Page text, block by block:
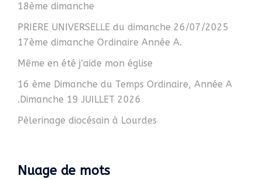
18ème dimanche
PRIERE UNIVERSELLE du dimanche 26/07/2025
17ème dimanche Ordinaire Année A.
Même en été j’aide mon église
16 ème Dimanche du Temps Ordinaire, Année A
.Dimanche 19 JUILLET 2026
Pèlerinage diocésain à Lourdes
Nuage de mots